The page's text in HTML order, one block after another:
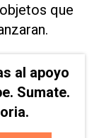
que
al apoyo
Sumate.